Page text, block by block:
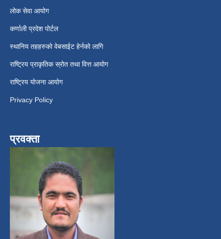
लोक सेवा आयोग
कर्णाली प्रदेश पोर्टल
स्थानिय तहहरुको वेबसाईट हेर्नको लागि
राष्ट्रिय प्राकृतिक स्रोत तथा वित्त आयोग
राष्ट्रिय योजना आयोग
Privacy Policy
प्रवक्ता